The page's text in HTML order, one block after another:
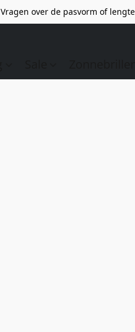
Vragen over de pasvorm of